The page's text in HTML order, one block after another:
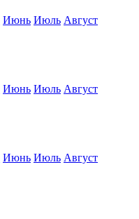
Июнь Июль Август
Июнь Июль Август
Июнь Июль Август